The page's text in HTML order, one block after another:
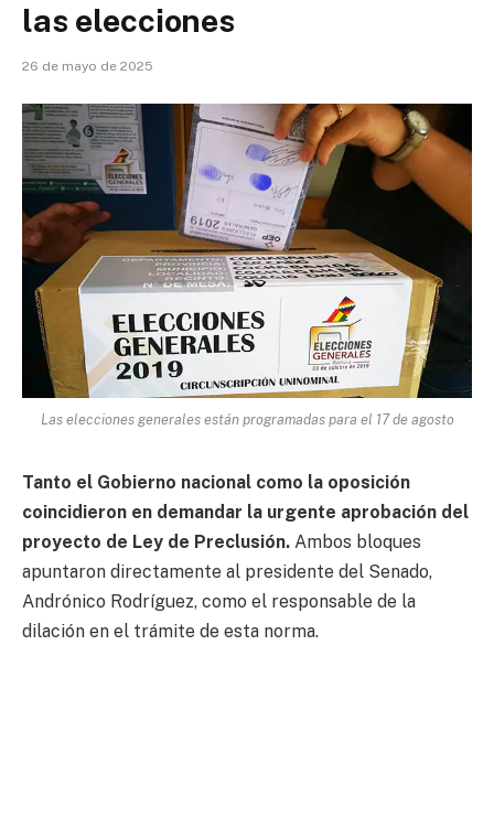
las elecciones
26 de mayo de 2025
Las elecciones generales están programadas para el 17 de agosto
Tanto el Gobierno nacional como la oposición
coincidieron en demandar la urgente aprobación del
proyecto de Ley de Preclusión. Ambos bloques
apuntaron directamente al presidente del Senado,
Andrónico Rodríguez, como el responsable de la
dilación en el trámite de esta norma.